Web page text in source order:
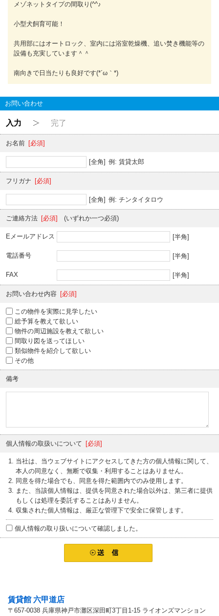
メゾネットタイプの間取り(^^♪
小型犬飼育可能！
共用部にはオートロック、室内には浴室乾燥機、追い焚き機能等の
設備も充実しています＾＾
南向きで日当たりも良好です(*´ω｀*)
お問い合わせ
入力 完了
お名前 [必須]
[全角] 例: 賃貸太郎
フリガナ [必須]
[全角] 例: チンタイタロウ
ご連絡方法 [必須] (いずれか一つ必須)
Eメールアドレス [半角]
電話番号 [半角]
FAX [半角]
お問い合わせ内容 [必須]
この物件を実際に見学したい
総予算を教えて欲しい
物件の周辺施設を教えて欲しい
間取り図を送ってほしい
類似物件を紹介して欲しい
その他
備考
個人情報の取扱いについて [必須]
当社は、当ウェブサイトにアクセスしてきた方の個人情報に関して、
本人の同意なく、無断で収集・利用することはありません。
同意を得た場合でも、同意を得た範囲内でのみ使用します。
また、当該個人情報は、提供を同意された場合以外は、第三者に提供
もしくは処理を委託することはありません。
収集された個人情報は、厳正な管理下で安全に保管します。
個人情報の取り扱いについて確認しました。
賃貸館 六甲道店
〒657-0038 兵庫県神戸市灘区深田町3丁目1-15 ライオンズマンション